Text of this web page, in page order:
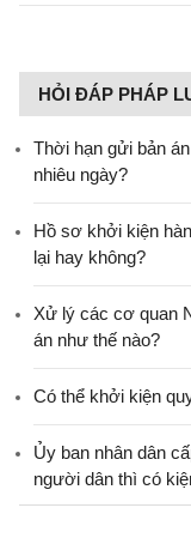
HỎI ĐÁP PHÁP
Thời hạn gửi bản
nhiêu ngày?
Hồ sơ khởi kiện
lại hay không?
Xử lý các cơ quan
án như thế nào?
Có thể khởi kiện
Ủy ban nhân dân
người dân thì có